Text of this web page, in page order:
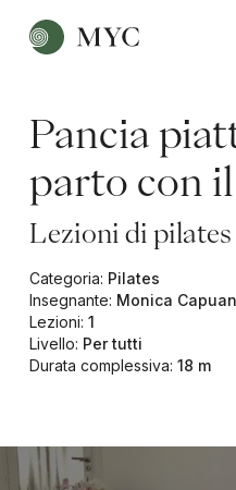
Pancia
parto con
Lezioni di pilates
Categoria: Pilates
Insegnante: Monica
Lezioni: 1
Livello: Per tutti
Durata complessiva: 18 m